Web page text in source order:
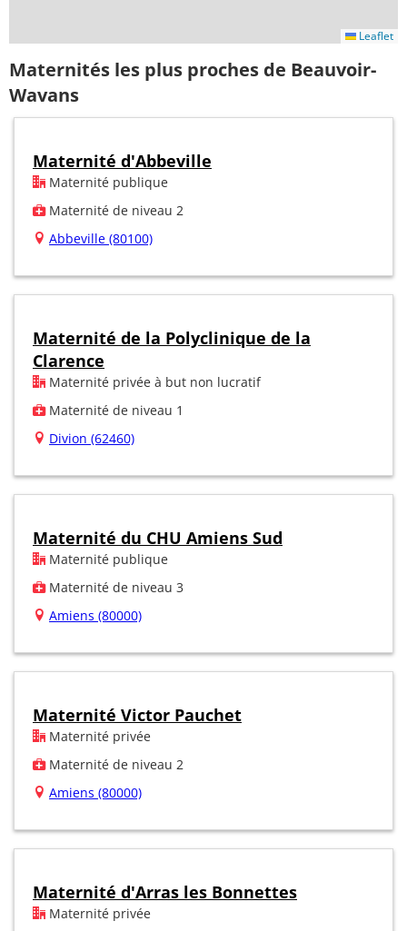
Leaflet
Maternités les plus proches de Beauvoir-
Wavans
Maternité d'Abbeville
Maternité publique
Maternité de niveau 2
Abbeville (80100)
Maternité de la Polyclinique de la
Clarence
Maternité privée à but non lucratif
Maternité de niveau 1
Divion (62460)
Maternité du CHU Amiens Sud
Maternité publique
Maternité de niveau 3
Amiens (80000)
Maternité Victor Pauchet
Maternité privée
Maternité de niveau 2
Amiens (80000)
Maternité d'Arras les Bonnettes
Maternité privée